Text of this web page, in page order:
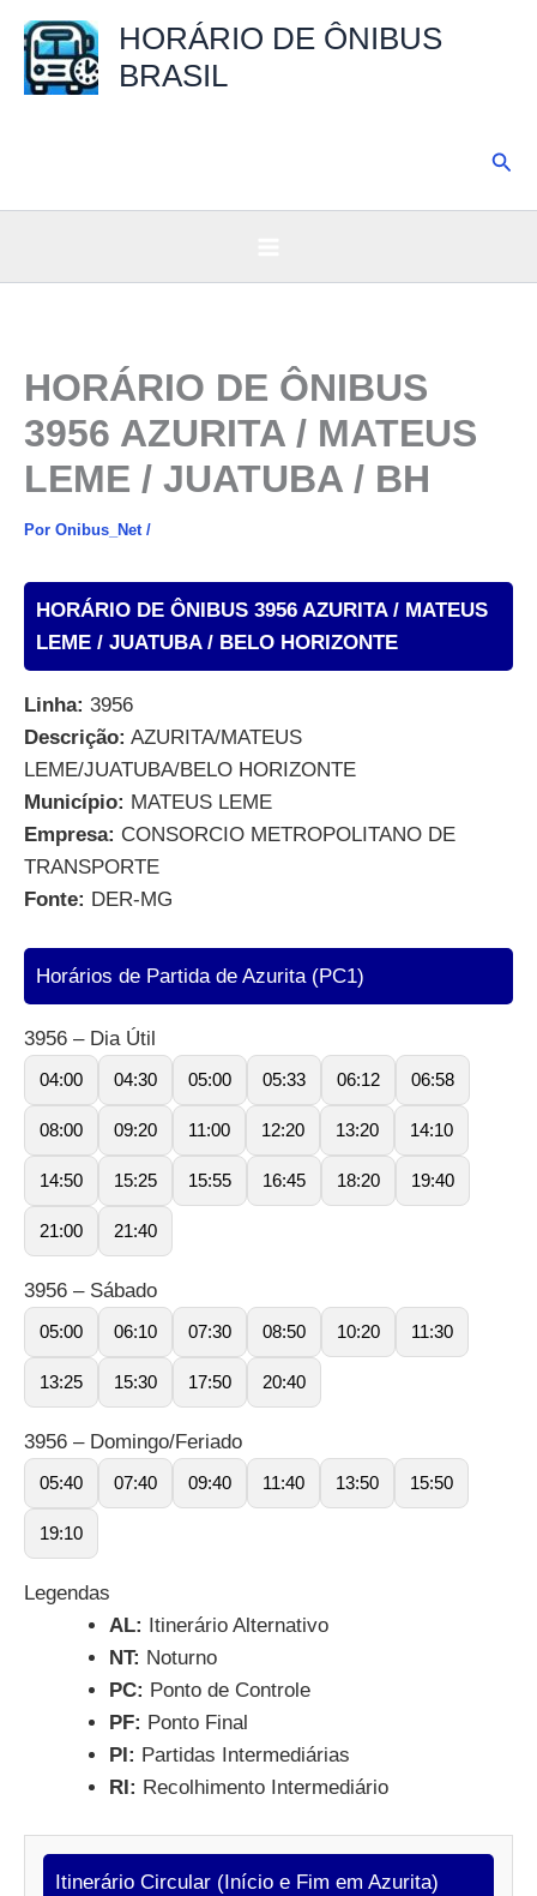
para
HORÁRIO DE ÔNIBUS
BRASIL
HORÁRIO DE ÔNIBUS
3956 AZURITA / MATEUS
LEME / JUATUBA / BH
Por Onibus_Net /
HORÁRIO DE ÔNIBUS 3956 AZURITA / MATEUS
LEME / JUATUBA / BELO HORIZONTE
Linha: 3956
Descrição: AZURITA/MATEUS
LEME/JUATUBA/BELO HORIZONTE
Município: MATEUS LEME
Empresa: CONSORCIO METROPOLITANO DE
TRANSPORTE
Fonte: DER-MG
Horários de Partida de Azurita (PC1)
3956 – Dia Útil
04:00 04:30 05:00 05:33 06:12 06:58
08:00 09:20 11:00 12:20 13:20 14:10
14:50 15:25 15:55 16:45 18:20 19:40
21:00 21:40
3956 – Sábado
05:00 06:10 07:30 08:50 10:20 11:30
13:25 15:30 17:50 20:40
3956 – Domingo/Feriado
05:40 07:40 09:40 11:40 13:50 15:50
19:10
Legendas
AL:
Itinerário Alternativo
NT: Noturno
PC: Ponto de Controle
PF: Ponto Final
PI: Partidas Intermediárias
RI: Recolhimento Intermediário
Itinerário Circular (Início e Fim em Azurita)